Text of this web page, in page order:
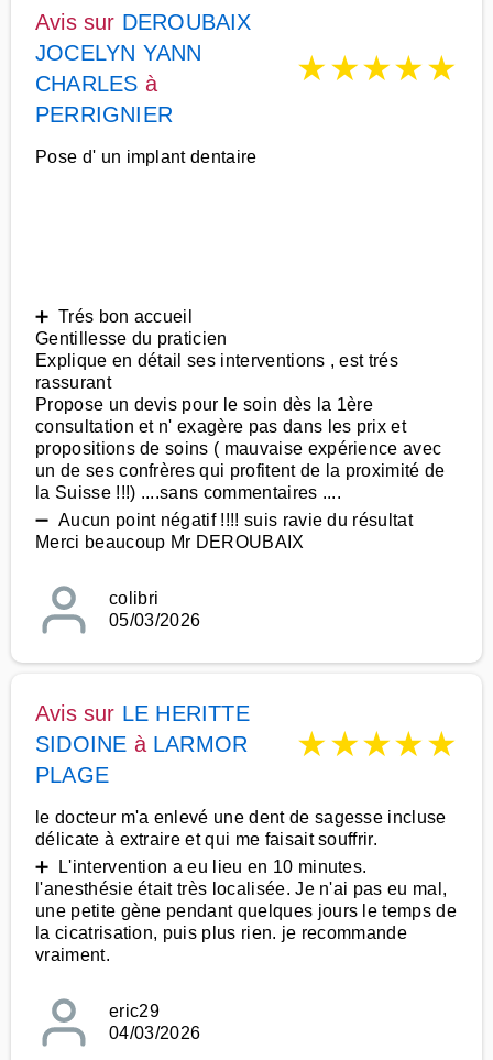
Avis sur DEROUBAIX
JOCELYN YANN
CHARLES à
PERRIGNIER
★★★★★
Pose d' un implant dentaire
➕ Trés bon accueil
Gentillesse du praticien
Explique en détail ses interventions , est trés
rassurant
Propose un devis pour le soin dès la 1ère
consultation et n' exagère pas dans les prix et
propositions de soins ( mauvaise expérience avec
un de ses confrères qui profitent de la proximité de
la Suisse !!!) ....sans commentaires ....
➖ Aucun point négatif !!!! suis ravie du résultat
Merci beaucoup Mr DEROUBAIX
colibri
05/03/2026
Avis sur LE HERITTE
SIDOINE à LARMOR
PLAGE
★★★★★
le docteur m'a enlevé une dent de sagesse incluse
délicate à extraire et qui me faisait souffrir.
➕ L'intervention a eu lieu en 10 minutes.
l'anesthésie était très localisée. Je n'ai pas eu mal,
une petite gène pendant quelques jours le temps de
la cicatrisation, puis plus rien. je recommande
vraiment.
eric29
04/03/2026